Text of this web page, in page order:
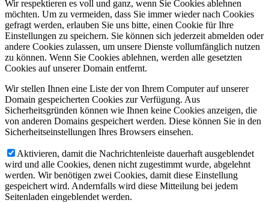
Wir respektieren es voll und ganz, wenn Sie Cookies ablehnen
möchten. Um zu vermeiden, dass Sie immer wieder nach Cookies
gefragt werden, erlauben Sie uns bitte, einen Cookie für Ihre
Einstellungen zu speichern. Sie können sich jederzeit abmelden oder
andere Cookies zulassen, um unsere Dienste vollumfänglich nutzen
zu können. Wenn Sie Cookies ablehnen, werden alle gesetzten
Cookies auf unserer Domain entfernt.
Wir stellen Ihnen eine Liste der von Ihrem Computer auf unserer
Domain gespeicherten Cookies zur Verfügung. Aus
Sicherheitsgründen können wie Ihnen keine Cookies anzeigen, die
von anderen Domains gespeichert werden. Diese können Sie in den
Sicherheitseinstellungen Ihres Browsers einsehen.
Aktivieren, damit die Nachrichtenleiste dauerhaft ausgeblendet
wird und alle Cookies, denen nicht zugestimmt wurde, abgelehnt
werden. Wir benötigen zwei Cookies, damit diese Einstellung
gespeichert wird. Andernfalls wird diese Mitteilung bei jedem
Seitenladen eingeblendet werden.